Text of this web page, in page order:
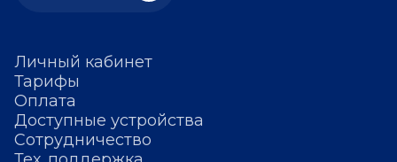
Личный кабинет
Тарифы
Оплата
Доступные устройства
Сотрудничество